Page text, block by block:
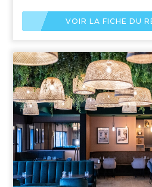
VOIR LA FICHE DU